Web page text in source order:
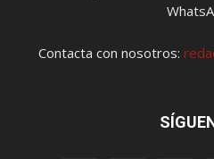
Contacta con nosotros: